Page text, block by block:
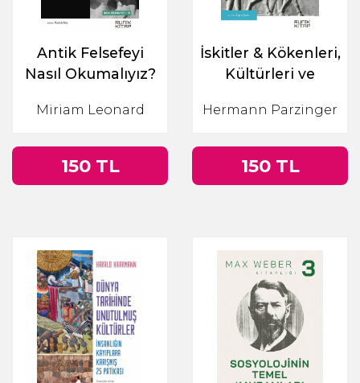
Antik Felsefeyi
Nasıl Okumalıyız?
Miriam Leonard
150 TL
İskitler & Kökenleri,
Kültürleri ve
Hermann Parzinger
150 TL